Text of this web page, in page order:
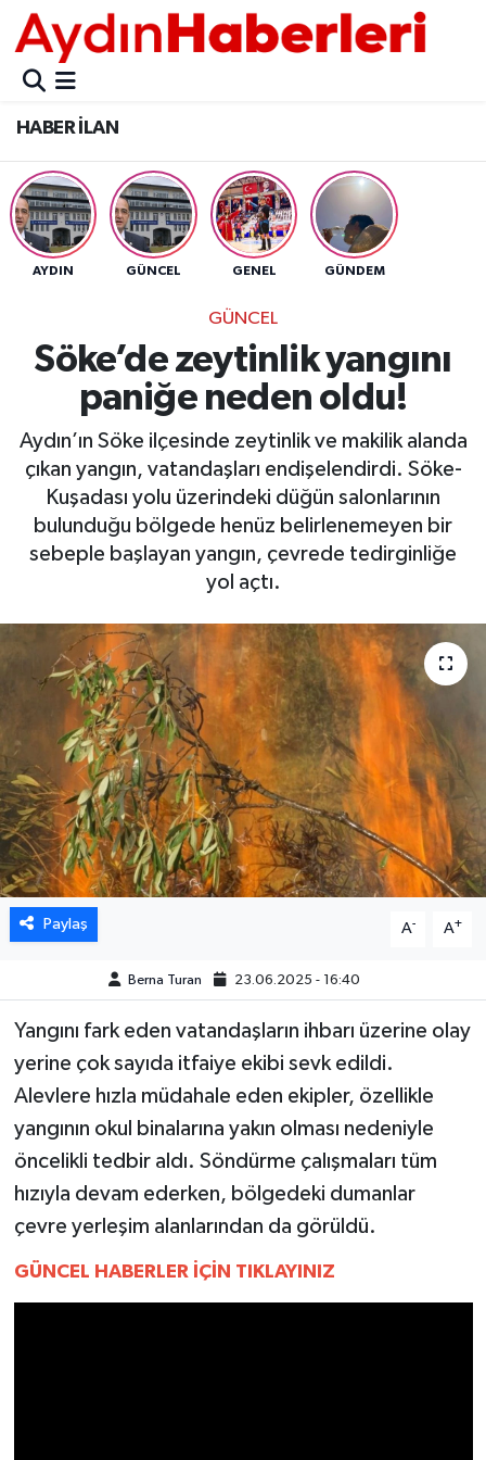
HABER İLAN
AYDIN GÜNCEL GENEL GÜNDEM
GÜNCEL
Söke’de zeytinlik yangını
paniğe neden oldu!
Aydın’ın Söke ilçesinde zeytinlik ve makilik alanda
çıkan yangın, vatandaşları endişelendirdi. Söke-
Kuşadası yolu üzerindeki düğün salonlarının
bulunduğu bölgede henüz belirlenemeyen bir
sebeple başlayan yangın, çevrede tedirginliğe
yol açtı.
Paylaş A- A+
Berna Turan 23.06.2025 - 16:40
Yangını fark eden vatandaşların ihbarı üzerine olay
yerine çok sayıda itfaiye ekibi sevk edildi.
Alevlere hızla müdahale eden ekipler, özellikle
yangının okul binalarına yakın olması nedeniyle
öncelikli tedbir aldı. Söndürme çalışmaları tüm
hızıyla devam ederken, bölgedeki dumanlar
çevre yerleşim alanlarından da görüldü.
GÜNCEL HABERLER İÇİN TIKLAYINIZ
GÜNCEL
POLİTİKA
BELEDİYELER
ASAYİŞ
BÜLTEN
ÇEVRE
DIŞ
DÜNYA
EĞİTİM
EKOLOJİ VE ÇEVRE
BİLİM VE TEKNOLOJİ
GENEL
GÜNDEM
HABERDE İNSAN
KÜLTÜR SANAT
MAGAZİN
ÖZEL HABER
SAĞLIK
ŞİRKET HABERLERİ
SPOR
Aydın Nöbetçi Eczaneler
Aydın Hava Durumu
Aydin Namaz Vakitleri
Aydın Trafik Yoğunluk Haritası
Süper Lig Puan Durumu ve Fikstür
Tüm Manşetler
Son Dakika Haberleri
Haber Arşivi